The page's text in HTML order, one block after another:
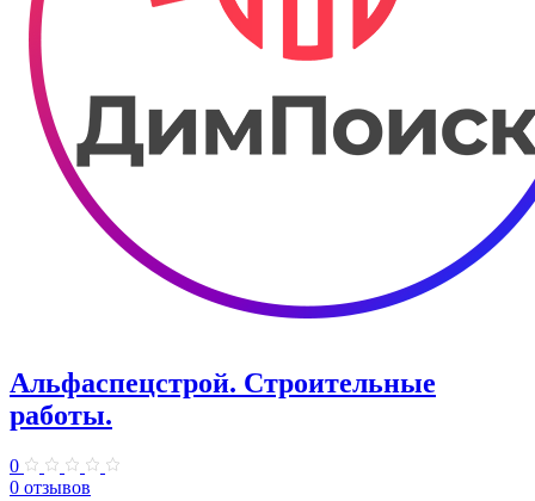
Альфаспецстрой. Строительные
работы.
0
0 отзывов